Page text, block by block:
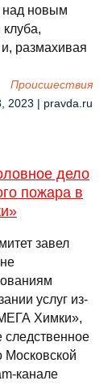
над новым
размахивая
Происшествия
2023 | pravda.ru
дело
пожара в
завел
услуг из-
Химки»,
следственное
Московской
канале